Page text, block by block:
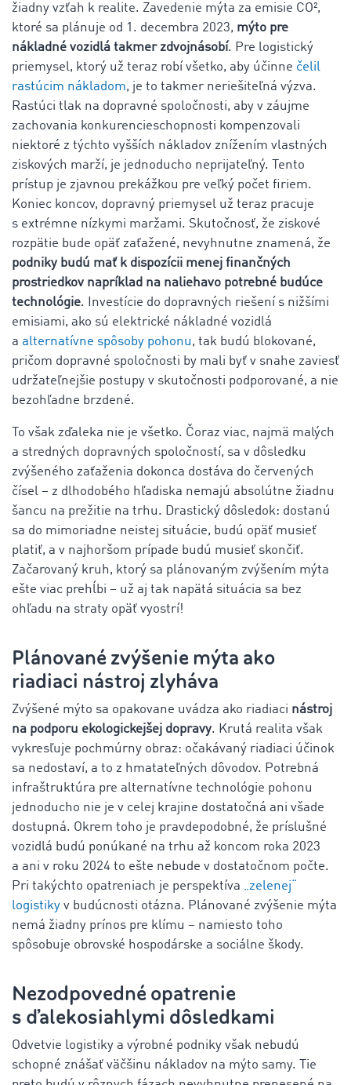
žiadny vzťah k realite. Zavedenie mýta za emisie CO²,
ktoré sa plánuje od 1. decembra 2023, mýto pre
nákladné vozidlá takmer zdvojnásobí. Pre logistický
priemysel, ktorý už teraz robí všetko, aby účinne čelil
rastúcim nákladom, je to takmer neriešiteľná výzva.
Rastúci tlak na dopravné spoločnosti, aby v záujme
zachovania konkurencieschopnosti kompenzovali
niektoré z týchto vyšších nákladov znížením vlastných
ziskových marží, je jednoducho neprijateľný. Tento
prístup je zjavnou prekážkou pre veľký počet firiem.
Koniec koncov, dopravný priemysel už teraz pracuje
s extrémne nízkymi maržami. Skutočnosť, že ziskové
rozpätie bude opäť zaťažené, nevyhnutne znamená, že
podniky budú mať k dispozícii menej finančných
prostriedkov napríklad na naliehavo potrebné budúce
technológie. Investície do dopravných riešení s nižšími
emisiami, ako sú elektrické nákladné vozidlá
a alternatívne spôsoby pohonu, tak budú blokované,
pričom dopravné spoločnosti by mali byť v snahe zaviesť
udržateľnejšie postupy v skutočnosti podporované, a nie
bezohľadne brzdené.
To však zďaleka nie je všetko. Čoraz viac, najmä malých
a stredných dopravných spoločností, sa v dôsledku
zvýšeného zaťaženia dokonca dostáva do červených
čísel – z dlhodobého hľadiska nemajú absolútne žiadnu
šancu na prežitie na trhu. Drastický dôsledok: dostanú
sa do mimoriadne neistej situácie, budú opäť musieť
platiť, a v najhoršom prípade budú musieť skončiť.
Začarovaný kruh, ktorý sa plánovaným zvýšením mýta
ešte viac prehĺbi – už aj tak napätá situácia sa bez
ohľadu na straty opäť vyostrí!
Plánované zvýšenie mýta ako
riadiaci nástroj zlyháva
Zvýšené mýto sa opakovane uvádza ako riadiaci nástroj
na podporu ekologickejšej dopravy. Krutá realita však
vykresľuje pochmúrny obraz: očakávaný riadiaci účinok
sa nedostaví, a to z hmatateľných dôvodov. Potrebná
infraštruktúra pre alternatívne technológie pohonu
jednoducho nie je v celej krajine dostatočná ani všade
dostupná. Okrem toho je pravdepodobné, že príslušné
vozidlá budú ponúkané na trhu až koncom roka 2023
a ani v roku 2024 to ešte nebude v dostatočnom počte.
Pri takýchto opatreniach je perspektíva „zelenej“
logistiky v budúcnosti otázna. Plánované zvýšenie mýta
nemá žiadny prínos pre klímu – namiesto toho
spôsobuje obrovské hospodárske a sociálne škody.
Nezodpovedné opatrenie
s ďalekosiahlymi dôsledkami
Odvetvie logistiky a výrobné podniky však nebudú
schopné znášať väčšinu nákladov na mýto samy. Tie